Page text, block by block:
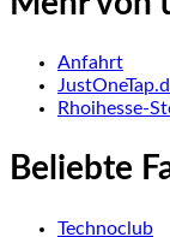
Anfahrt
Rhoihesse-
Beliebte
Technoclub